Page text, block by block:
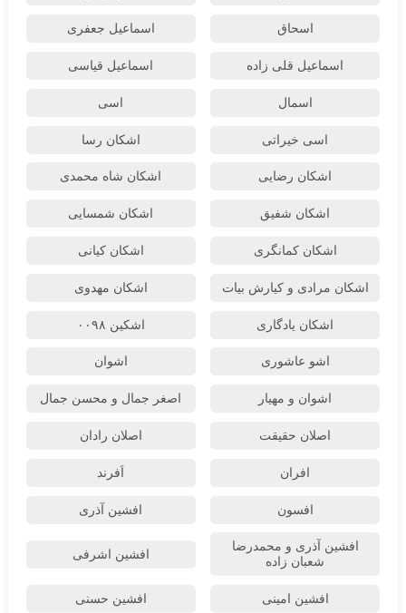
اسحاق اسماعیل جعفری
اسماعیل قلی زاده اسماعیل قیاسی
اسمال اسی
اسی خیراتی اشکان رسا
اشکان رضایی اشکان شاه محمدی
اشکان شفیق اشکان شمسایی
اشکان‌ کمانگری اشکان کیانی
اشکان مرادی و کیارش بیات اشکان مهدوی
اشکان یادگاری اشکین ۰۰۹۸
اشو عاشوری اشوان
اشوان و مهیار اصغر جمال و محسن جمال
اصلان حقیقت اصلان رادان
افران اَفرند
افسون افشین آذری
افشین آذری و محمدرضا
شعبان زاده
افشین اشرفی
افشین امینی افشین حسنی